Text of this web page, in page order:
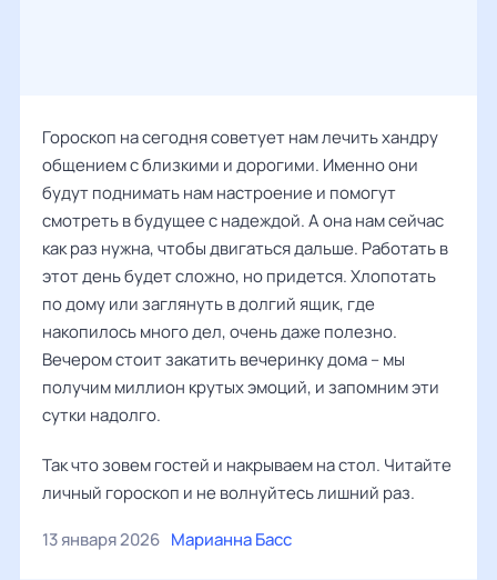
Гороскоп на сегодня советует нам лечить хандру
общением с близкими и дорогими. Именно они
будут поднимать нам настроение и помогут
смотреть в будущее с надеждой. А она нам сейчас
как раз нужна, чтобы двигаться дальше. Работать в
этот день будет сложно, но придется. Хлопотать
по дому или заглянуть в долгий ящик, где
накопилось много дел, очень даже полезно.
Вечером стоит закатить вечеринку дома – мы
получим миллион крутых эмоций, и запомним эти
сутки надолго.
Так что зовем гостей и накрываем на стол. Читайте
личный гороскоп и не волнуйтесь лишний раз.
13 января 2026 Марианна Басс